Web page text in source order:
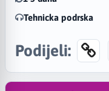
Tehnicka podrska
Podijeli: